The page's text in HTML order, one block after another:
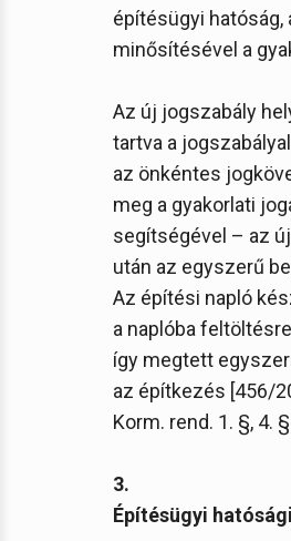
építésügyi
minősítésével a
Az új jogszabály
tartva a
az önkéntes
meg a gyakorlati
segítségével – az
után az egyszerű
Az építési napló
a naplóba
így megtett
az építkezés [456/
Korm. rend. 1. §, 4.
3.
Építésügyi